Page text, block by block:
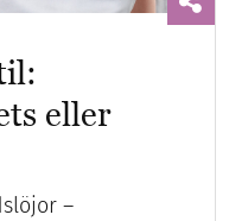
eller
–